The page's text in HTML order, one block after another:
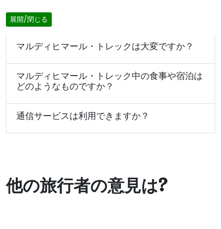
展開/閉じる
マルディヒマール・トレックは大変ですか？
マルディヒマール・トレック中の食事や宿泊は
どのようなものですか？
通信サービスは利用できますか？
他の旅行者の意見は?